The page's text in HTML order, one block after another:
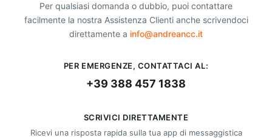
Per qualsiasi domanda o dubbio, puoi contattare
facilmente la nostra Assistenza Clienti anche scrivendoci
direttamente a info@andreancc.it
PER EMERGENZE, CONTATTACI AL:
+39 388 457 1838
SCRIVICI DIRETTAMENTE
Ricevi una risposta rapida sulla tua app di messaggistica